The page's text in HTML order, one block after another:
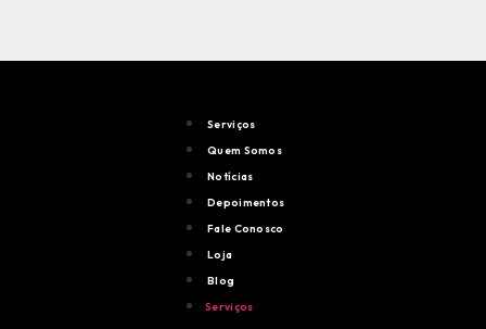
Serviços
Quem Somos
Notícias
Depoimentos
Fale Conosco
Loja
Blog
Serviços